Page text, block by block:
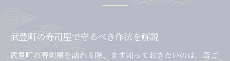
武豊町の寿司屋で守るべき作法を解説
武豊町の寿司屋を訪れる際、まず知っておきたいのは、店ご